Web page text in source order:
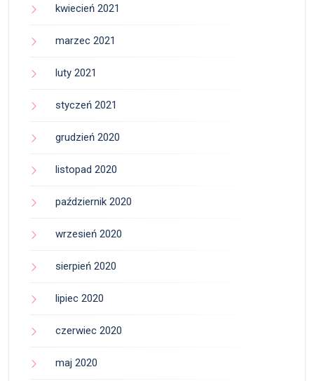
kwiecień 2021
marzec 2021
luty 2021
styczeń 2021
grudzień 2020
listopad 2020
październik 2020
wrzesień 2020
sierpień 2020
lipiec 2020
czerwiec 2020
maj 2020